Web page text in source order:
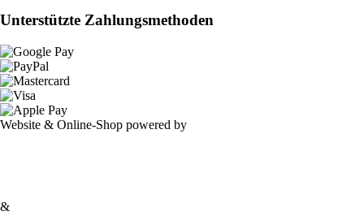
Unterstützte Zahlungsmethoden
Website & Online-Shop powered by
&